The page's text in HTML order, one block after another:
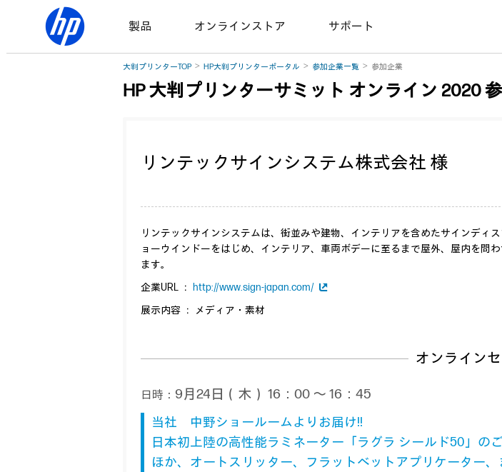
製品 オンラインストア サポート
大判プリンターTOP HP大判プリンターポータル 参加企業一覧 参加企業
HP 大判プリンターサミット オンライン 2020
リンテックサインシステム株式会社 様
リンテックサインシステムは、街並みや建物、インテリアを含めたサインディ
ョーウインドーをはじめ、インテリア、車両ボデーに至るまで屋外、屋内を問
ます。
企業URL ：
http://www.sign-japan.com/
展示内容 ： メディア・素材
オンライン
日時： 9月24日（木） 16：00 ～ 16：45
当社 中野ショールームよりお届け!!
日本初上陸の高性能ラミネーター「ラグラ シールド50」の
ほか、オートスリッター、フラットベットアプリケーター、